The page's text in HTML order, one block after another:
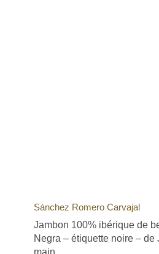
Sánchez Romero Carvajal
Jambon 100% ibérique de
Negra – étiquette noire – de